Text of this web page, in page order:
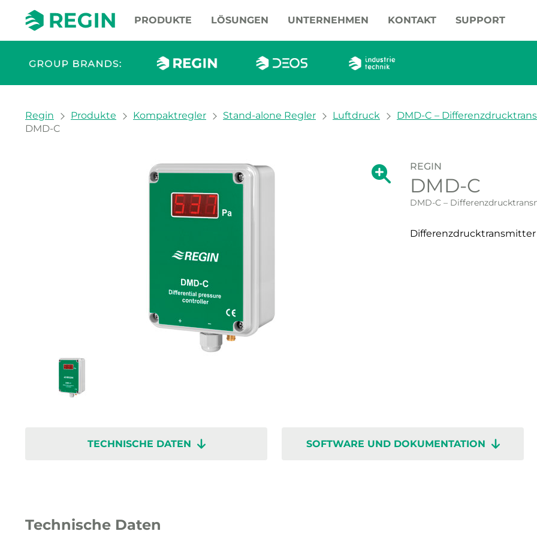
PRODUKTE LÖSUNGEN UNTERNEHMEN KONTAKT SUPPORT
You are here:
Regin Produkte Kompaktregler Stand-alone Regler Luftdruck
DMD-C –
DMD-C
Zeige große Version des Bildes.
Zeige große
REGIN
DMD-C
DMD-C –
TECHNISCHE DATEN SOFTWARE UND DOKUMENTATION
Technische Daten